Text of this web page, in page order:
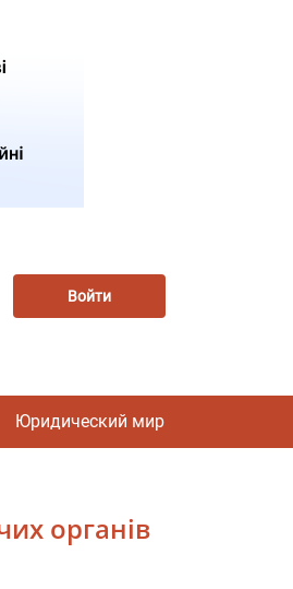
Войти
Юридический мир
органів